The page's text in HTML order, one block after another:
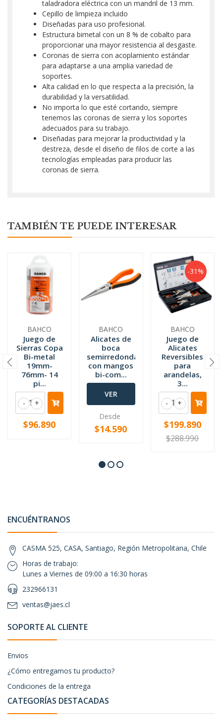
taladradora eléctrica con un mandril de 13 mm.
Cepillo de limpieza incluido
Diseñadas para uso profesional.
Estructura bimetal con un 8 % de cobalto para
proporcionar una mayor resistencia al desgaste.
Coronas de sierra con acoplamiento estándar
para adaptarse a una amplia variedad de
soportes.
Alta calidad en lo que respecta a la precisión, la
durabilidad y la versatilidad.
No importa lo que esté cortando, siempre
tenemos las coronas de sierra y los soportes
adecuados para su trabajo.
Diseñadas para mejorar la productividad y la
destreza, desde el diseño de filos de corte a las
tecnologías empleadas para producir las
coronas de sierra.
TAMBIÉN TE PUEDE INTERESAR
BAHCO
Juego de
Sierras Copa
Bi-metal
19mm-
76mm- 14
pi...
+
-
$96.890
BAHCO
Alicates de
boca
semirredonda
con mangos
bi-com...
VER
OPCIONES
Desde
$14.590
-31%
BAHCO
Juego de
Alicates
Reversibles
para
arandelas,
3...
+
-
$199.890
$288.990
ENCUÉNTRANOS
CASMA 525, CASA, Santiago, Región Metropolitana, Chile
Horas de trabajo:
Lunes a Viernes de 09:00 a 16:30 horas
232966131
ventas@jaes.cl
SOPORTE AL CLIENTE
Envios
¿Cómo entregamos tu producto?
Condiciones de la entrega
CATEGORÍAS DESTACADAS